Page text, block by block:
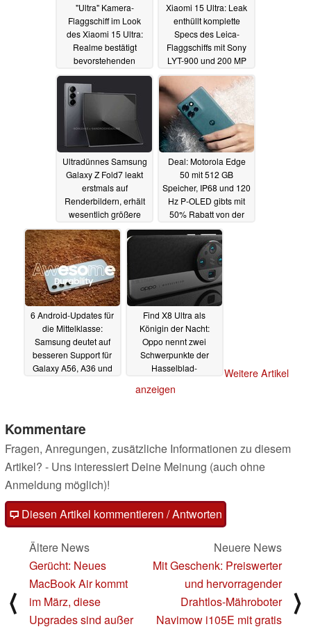
"Ultra" Kamera-
Flaggschiff im Look
des Xiaomi 15 Ultra:
Realme bestätigt
bevorstehenden
Launch24.02.2025
Xiaomi 15 Ultra: Leak
enthüllt komplette
Specs des Leica-
Flaggschiffs mit Sony
LYT-900 und 200 MP
Tele-Kamera24.02.2025
Ultradünnes Samsung
Galaxy Z Fold7 leakt
erstmals auf
Renderbildern, erhält
wesentlich größere
Displays24.02.2025
Deal: Motorola Edge
50 mit 512 GB
Speicher, IP68 und 120
Hz P-OLED gibts mit
50% Rabatt von der
UVP zum Bestpreis
24.02.2025
6 Android-Updates für
die Mittelklasse:
Samsung deutet auf
besseren Support für
Galaxy A56, A36 und
Find X8 Ultra als
Königin der Nacht:
Oppo nennt zwei
Schwerpunkte der
Hasselblad-
23.02.2025
Weitere Artikel
anzeigen
Kommentare
Fragen, Anregungen, zusätzliche Informationen zu diesem
Artikel? - Uns interessiert Deine Meinung (auch ohne
Anmeldung möglich)!
Diesen Artikel kommentieren / Antworten
⟨
Ältere News
Gerücht: Neues
MacBook Air kommt
im März, diese
Upgrades sind außer
Neuere News
Mit Geschenk: Preiswerter
und hervorragender
Drahtlos-Mähroboter
Navimow i105E mit gratis
⟩